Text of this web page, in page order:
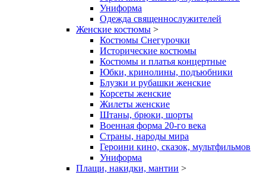
Униформа
Одежда священнослужителей
Женские костюмы >
Костюмы Снегурочки
Исторические костюмы
Костюмы и платья концертные
Юбки, кринолины, подъюбники
Блузки и рубашки женские
Корсеты женские
Жилеты женские
Штаны, брюки, шорты
Военная форма 20-го века
Страны, народы мира
Героини кино, сказок, мультфильмов
Униформа
Плащи, накидки, мантии >